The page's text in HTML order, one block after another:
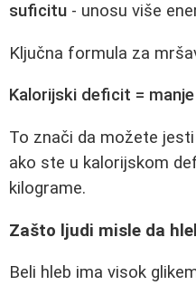
suficitu - unosu više
Ključna formula za
Kalorijski deficit =
To znači da možete
ako ste u kalorijskom
kilograme.
Zašto ljudi misle da
Beli hleb ima visok